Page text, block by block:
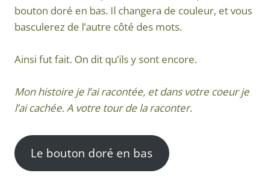
bouton doré en bas. Il changera de couleur, et vous
basculerez de l’autre côté des mots.
Ainsi fut fait. On dit qu’ils y sont encore.
Mon histoire je l’ai racontée, et dans votre coeur je
l’ai cachée. A votre tour de la raconter.
Le bouton doré en bas